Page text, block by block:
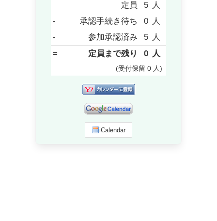
定員 5 人
-
承認手続き待ち 0 人
-
参加承認済み 5 人
=
定員まで残り 0 人
(受付保留 0 人)
iCalendar